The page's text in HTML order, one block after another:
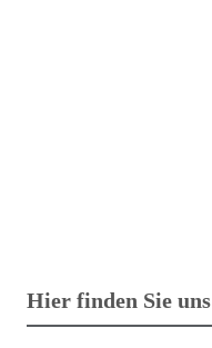
Hier finden Sie uns